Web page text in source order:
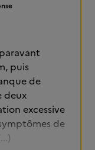
puis
de
deux
excessive
de